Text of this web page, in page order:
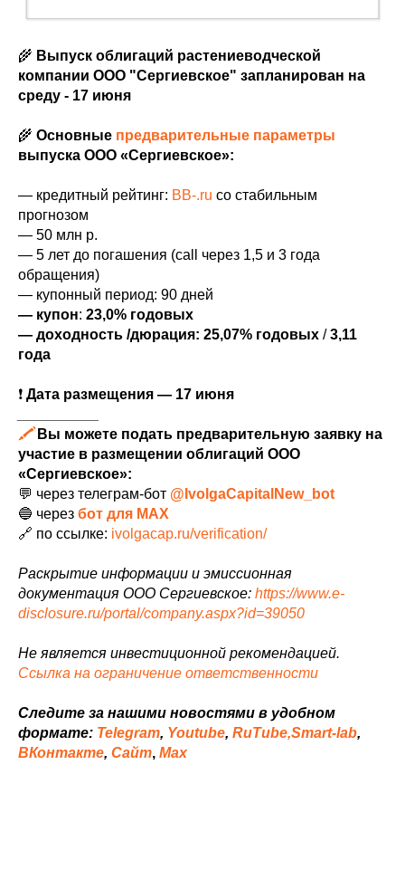
🌾 Выпуск облигаций растениеводческой
компании ООО "Сергиевское" запланирован на
среду - 17 июня
🌾 Основные предварительные параметры
выпуска ООО «Сергиевское»:
— кредитный рейтинг: BB-.ru со стабильным
прогнозом
— 50 млн р.
— 5 лет до погашения (call через 1,5 и 3 года
обращения)
— купонный период: 90 дней
— купон: 23,0% годовых
— доходность /дюрация: 25,07% годовых /3,11
года
❗️ Дата размещения — 17 июня
🖍 Вы можете подать предварительную заявку на
участие в размещении облигаций ООО
«Сергиевское»:
💬 через телеграм-бот @IvolgaCapitalNew_bot
🔵 через бот для MAX
🔗 по ссылке: ivolgacap.ru/verification/
Раскрытие информации и эмиссионная
документация ООО Сергиевское: https://www.e-
disclosure.ru/portal/company.aspx?id=39050
Не является инвестиционной рекомендацией.
Ссылка на ограничение ответственности
Следите за нашими новостями в удобном
формате: Telegram, Youtube, RuTube,Smart-lab,
ВКонтакте, Сайт, Мах